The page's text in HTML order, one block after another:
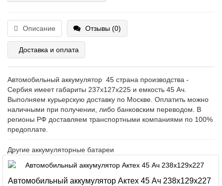
Описание Отзывы (0)
Доставка и оплата
Автомобильный аккумулятор 45 страна производства -
Сербия имеет габариты 237x127x225 и емкость 45 Ач.
Выполняем курьерскую доставку по Москве. Оплатить можно
наличными при получении, либо банковским переводом. В
регионы РФ доставляем транспортными компаниями по 100%
предоплате.
Другие аккумуляторные батареи
Автомобильный аккумулятор Актех 45 Ач 238x129x227